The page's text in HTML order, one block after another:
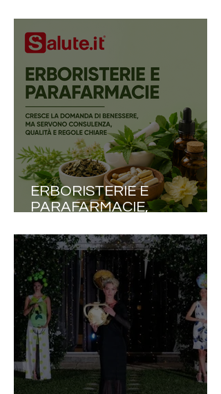
VA RIVISTA. IN UN
MOMENTO COSÌ DELICATO
RIDURRE I POSTI A
INFERMIERISTICA È UN
SEGNALE CHE
PREOCCUPA NON POCO»
ERBORISTERIE E
PARAFARMACIE,
DOMANDA DI BENESSERE,
MA SERVONO
CONSULENZA, QUALITÀ E
REGOLE CHIARE»